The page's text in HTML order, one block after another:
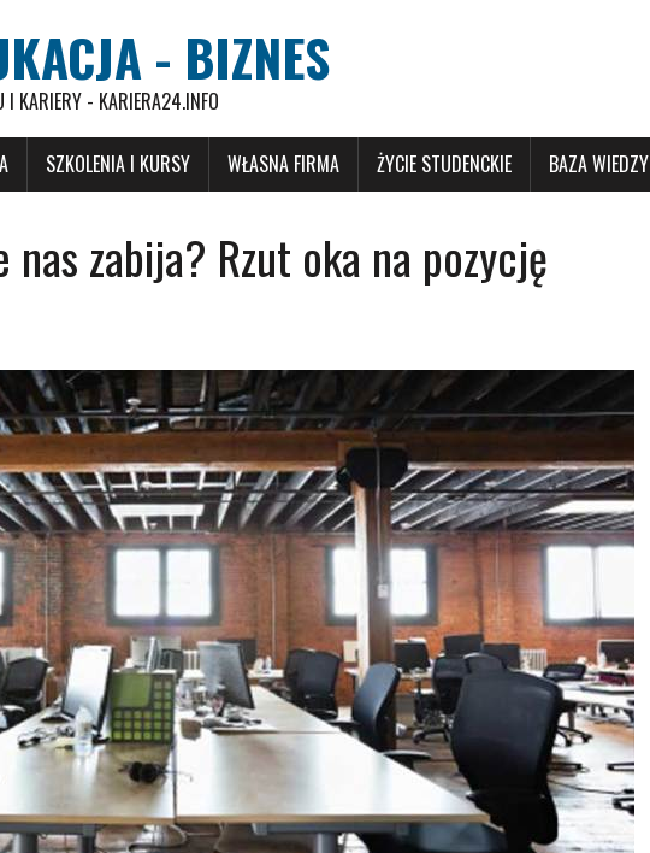
- BIZNES
I KARIERY - KARIERA24.INFO
SZKOLENIA I KURSY WŁASNA FIRMA ŻYCIE STUDENCKIE BAZA WIEDZY
nas zabija? Rzut oka na pozycję